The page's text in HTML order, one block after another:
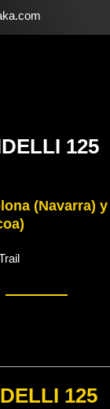
125
(Navarra) y
125